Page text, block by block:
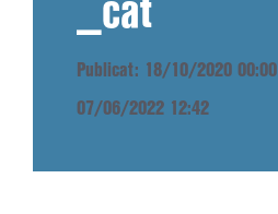
_cat
Publicat: 18/10/2020 00:00
07/06/2022 12:42